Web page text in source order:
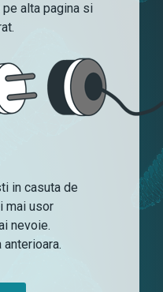
alta pagina si
in casuta de
mai usor
nevoie.